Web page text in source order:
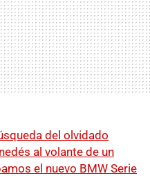
del olvidado
al volante de un
el nuevo BMW Serie